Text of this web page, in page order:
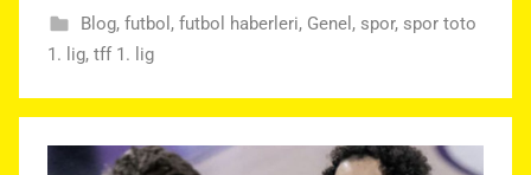
Blog, futbol , futbol haberleri, Genel , spor, spor toto
1. lig, tff 1. lig